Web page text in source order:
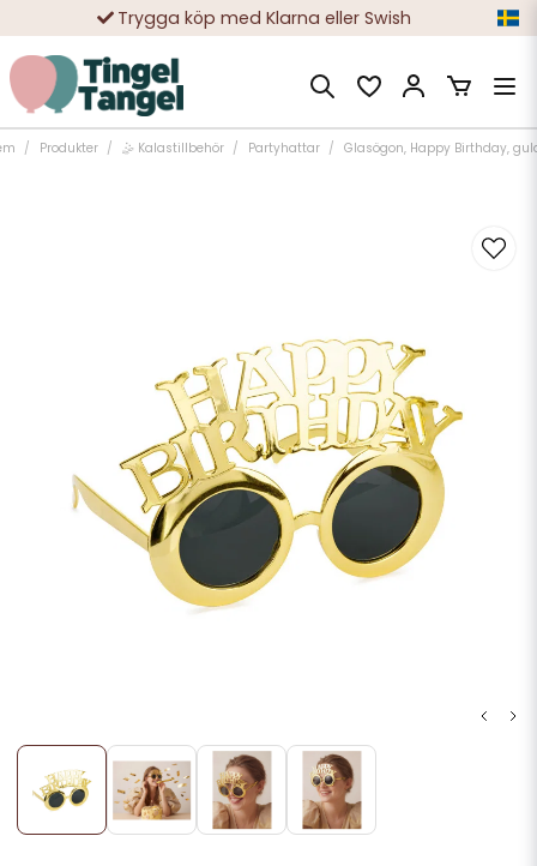
Trygga köp med Klarna eller Swish
10 000-tals nöjda kunder
Produkter 🤹 Kalastillbehör Partyhattar Glasögon, Happy Birthday,